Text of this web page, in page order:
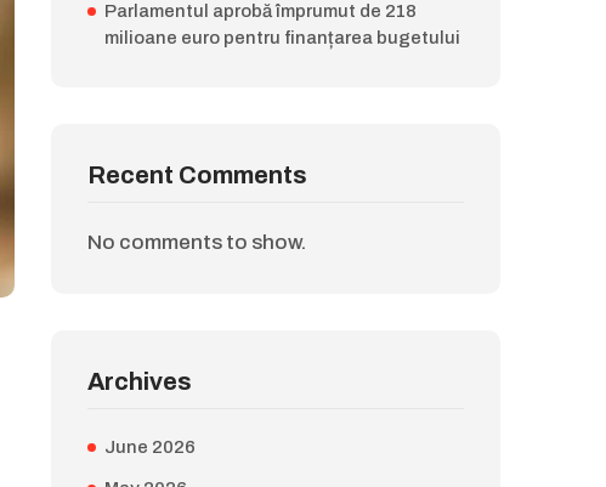
Parlamentul aprobă împrumut de 218
milioane euro pentru finanțarea bugetului
Recent Comments
No comments to show.
Archives
June 2026